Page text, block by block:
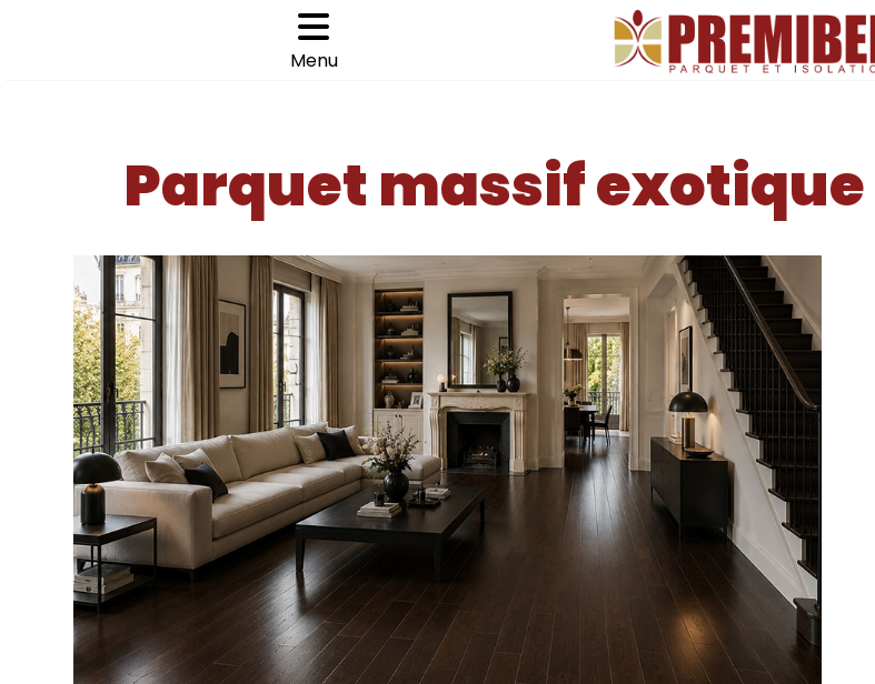
Choisir son parquet
Menu
PARQUET MASSIF EXOTIQUE VERNI EXOTIQUE VERNI REF: WENG3007
Parquet massif exotique